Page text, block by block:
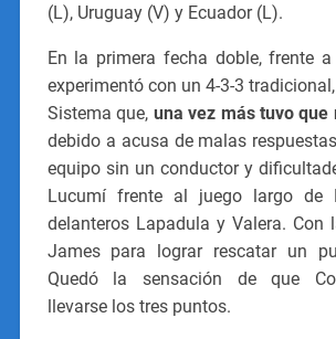
(L), Uruguay (V) y Ecuador (L).
En la primera fecha doble, frente a
experimentó con un 4-3-3
Sistema que, una vez más tuvo
debido a acusa de malas
equipo sin un conductor y
Lucumí frente al juego largo de
delanteros Lapadula y Valera. Con
James para lograr rescatar un
Quedó la sensación de que
llevarse los tres puntos.